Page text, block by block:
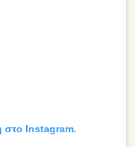
στο Instagram.